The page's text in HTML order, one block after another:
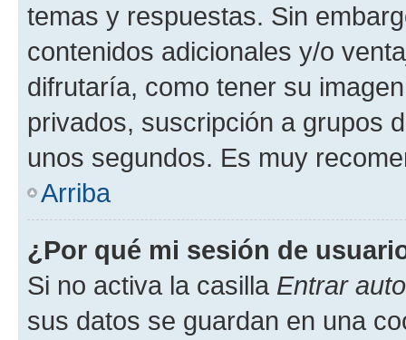
temas y respuestas. Sin
contenidos adicionales y/o
difrutaría, como tener su
privados, suscripción a grupos
unos segundos. Es muy
Arriba
¿Por qué mi sesión de
Si no activa la casilla Entrar
sus datos se guardan en una